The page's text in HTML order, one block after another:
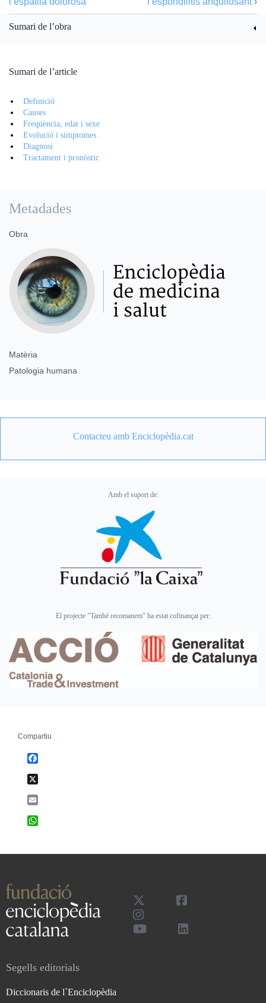
Sumari de l’obra
Sumari de l’article
Definició
Causes
Freqüència, edat i sexe
Evolució i símptomes
Diagnosi
Tractament i pronòstic
Metadades
Obra
Matèria
Patologia humana
Contacteu amb Enciclopèdia.cat
Amb el suport de:
El projecte "També recomanem" ha estat cofinançat per:
Compartiu
Segells editorials
Diccionaris de l`Enciclopèdia